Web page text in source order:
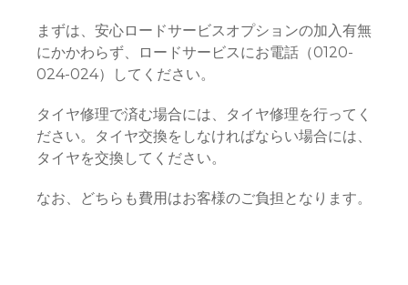
まずは、安心ロードサービスオプションの加入有無
にかかわらず、ロードサービスにお電話（0120-
024-024）してください。
タイヤ修理で済む場合には、タイヤ修理を行ってく
ださい。タイヤ交換をしなければならい場合には、
タイヤを交換してください。
なお、どちらも費用はお客様のご負担となります。